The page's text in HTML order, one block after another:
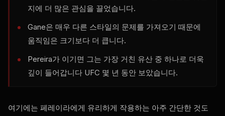
지에 더 많은 관심을 끌었습니다.
Gane은 매우 다른 스타일의 문제를 가져오기 때문에
움직임은 크기보다 더 큽니다.
Pereira가 이기면 그는 가장 거친 유산 중 하나로 더욱
깊이 들어갑니다 UFC 몇 년 동안 보았습니다.
여기에는 페레이라에게 유리하게 작용하는 아주 간단한 것도